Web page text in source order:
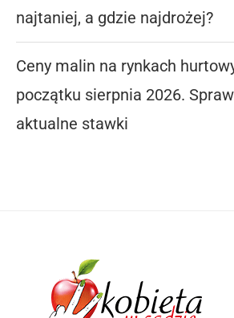
najtaniej, a gdzie najdrożej?
Ceny malin na rynkach
początku sierpnia 2026.
aktualne stawki